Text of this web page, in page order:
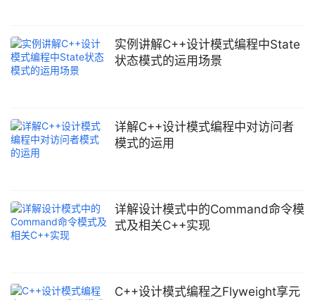
实例讲解C++设计模式编程中State
状态模式的运用场景
详解C++设计模式编程中对访问者
模式的运用
详解设计模式中的Command命令模
式及相关C++实现
C++设计模式编程之Flyweight享元